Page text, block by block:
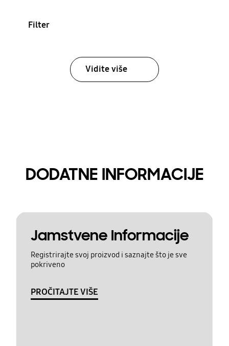
Filter
Vidite više
DODATNE INFORMACIJE
Jamstvene Informacije
Registrirajte svoj proizvod i saznajte što je sve
pokriveno
PROČITAJTE VIŠE